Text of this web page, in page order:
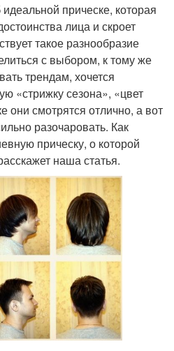
прическе, которая
лица и скроет
такое разнообразие
с выбором, к тому же
трендам, хочется
«стрижку сезона», «цвет
они смотрятся отлично, а вот
разочаровать. Как
прическу, о которой
наша статья.